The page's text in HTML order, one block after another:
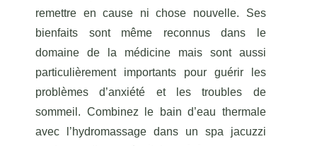
remettre en cause ni chose nouvelle. Ses
bienfaits sont même reconnus dans le
domaine de la médicine mais sont aussi
particulièrement importants pour guérir les
problèmes d’anxiété et les troubles de
sommeil. Combinez le bain d’eau thermale
avec l’hydromassage dans un spa jacuzzi